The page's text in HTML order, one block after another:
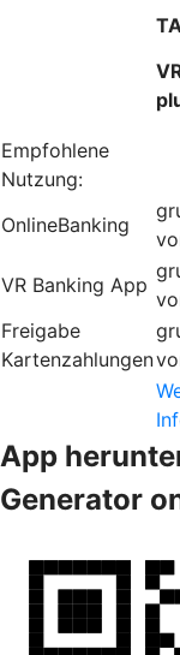
Empfohlene
Nutzung:
OnlineBanking
VR Banking App
Freigabe
Kartenzahlungen
App
Generator